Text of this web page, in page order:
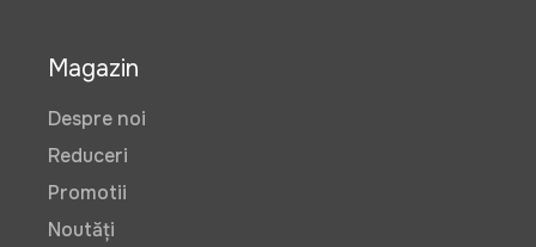
Magazin
Despre noi
Reduceri
Promotii
Noutăți